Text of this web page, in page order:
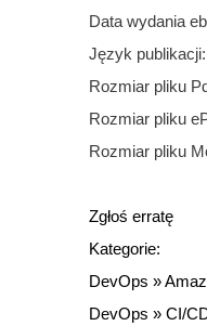
Data wydania
Język publikacji:
Rozmiar pliku
Rozmiar pliku
Rozmiar pliku
Zgłoś erratę
Kategorie:
DevOps »
DevOps » CI/